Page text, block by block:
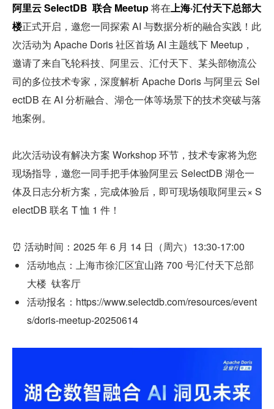
阿里云 SelectDB  联合 Meetup 将在上海·汇付天下总部大
楼正式开启，邀您一同探索 AI 与数据分析的融合实践！此
次活动为 Apache Doris 社区首场 AI 主题线下 Meetup，
邀请了来自飞轮科技、阿里云、汇付天下、某头部物流公
司的多位技术专家，深度解析 Apache Doris 与阿里云 Sel
ectDB 在 AI 分析融合、湖仓一体等场景下的技术突破与落
地案例。
此次活动设有解决方案 Workshop 环节，技术专家将为您
现场指导，邀您一同手把手体验阿里云 SelectDB 湖仓一
体及日志分析方案，完成体验后，即可现场领取阿里云× S
electDB 联名 T 恤 1 件！
⏰ 活动时间：2025 年 6 月 14 日（周六）13:30-17:00
活动地点：上海市徐汇区宜山路 700 号汇付天下总部
大楼  钛客厅
活动报名：https://www.selectdb.com/resources/event
s/doris-meetup-20250614